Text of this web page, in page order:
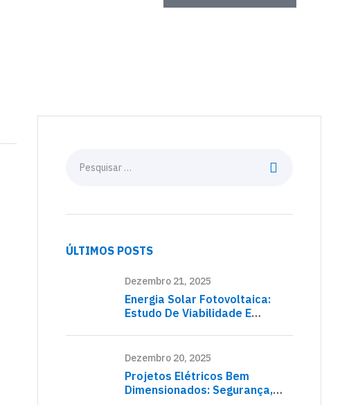
ÚLTIMOS POSTS
Dezembro 21, 2025
Energia Solar Fotovoltaica:
Estudo De Viabilidade E
Dezembro 20, 2025
Projetos Elétricos Bem
Dimensionados: Segurança,